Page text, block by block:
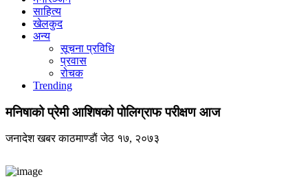
साहित्य
खेलकुद
अन्य
सूचना प्रविधि
प्रवास
रोचक
Trending
मनिषाको प्रेमी आशिषको पोलिग्राफ परीक्षण आज
जनादेश खबरकाठमाण्डाैंजेठ १७, २०७३